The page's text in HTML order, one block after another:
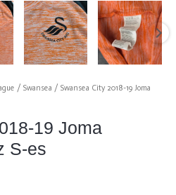
/ Swansea / Swansea City 2018-19 Joma
19 Joma
S-es